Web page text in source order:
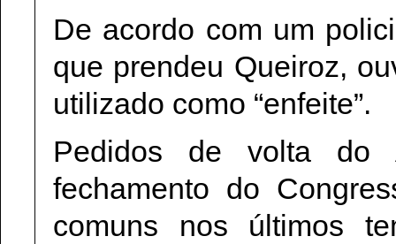
De acordo com um
que prendeu Queiroz,
utilizado como “enfeite”.
Pedidos de volta
fechamento do
comuns nos últimos